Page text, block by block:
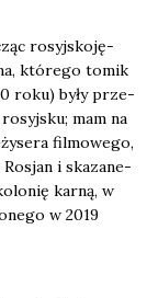
rosyj­sko­ję­
któ­re­go tomik
roku) były prze­
mam na
fil­mo­we­go,
i ska­za­ne­
kar­ną, w
w 2019